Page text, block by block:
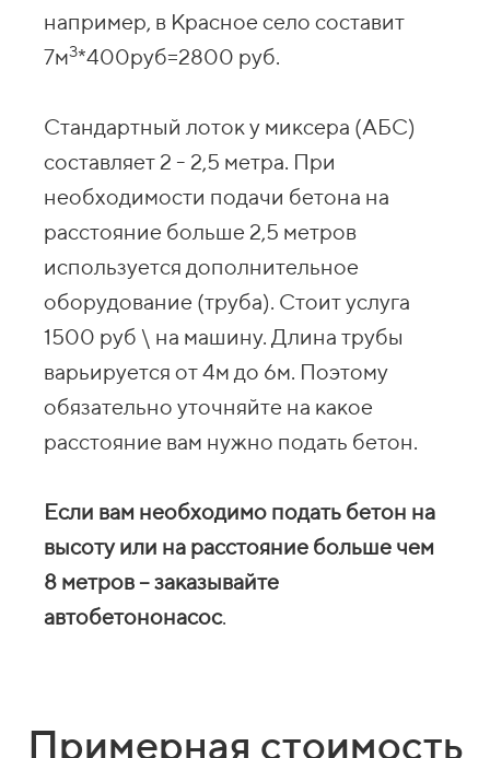
например, в Красное село составит
7м3*400руб=2800 руб.
Стандартный лоток у миксера (АБС)
составляет 2 - 2,5 метра. При
необходимости подачи бетона на
расстояние больше 2,5 метров
используется дополнительное
оборудование (труба). Стоит услуга
1500 руб \ на машину. Длина трубы
варьируется от 4м до 6м. Поэтому
обязательно уточняйте на какое
расстояние вам нужно подать бетон.
Если вам необходимо подать бетон на
высоту или на расстояние больше чем
8 метров – заказывайте
автобетононасос.
Примерная стоимость